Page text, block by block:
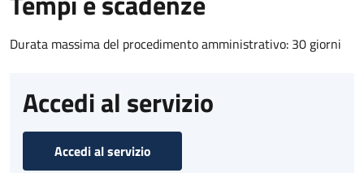
Durata massima del procedimento amministrativo: 30 giorni
Accedi al servizio
Accedi al servizio